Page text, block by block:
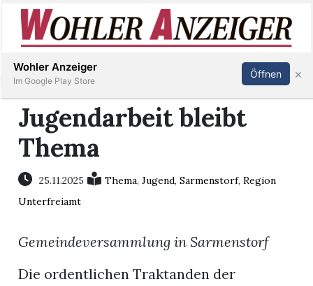
Immobilien
Veranstaltungen
Paper
Inserieren Abonnieren Anmelden
Jugendarbeit bleibt
Thema
25.11.2025 Thema,Jugend,Sarmenstorf,Region
Unterfreiamt
Gemeindeversammlung in Sarmenstorf
Die ordentlichen Traktanden der
Wohler Anzeiger
Im Google Play Store
Öffnen ×